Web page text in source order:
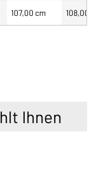
107,00 cm 108,00
Ihnen